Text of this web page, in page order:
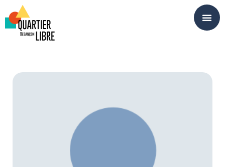
Panneau de gestion des cookies